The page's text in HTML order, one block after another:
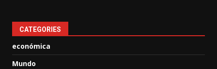
CATEGORIES
económica
Mundo